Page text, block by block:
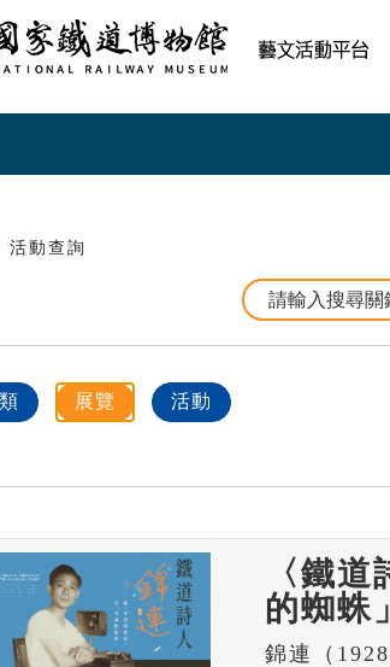
活動查詢
展覽 活動
〈鐵
的蜘蛛
錦連（